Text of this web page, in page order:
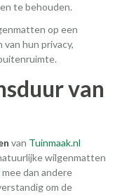
te behouden.
op een
hun privacy,
van
van Tuinmaak.nl
wilgenmatten
dan andere
om de